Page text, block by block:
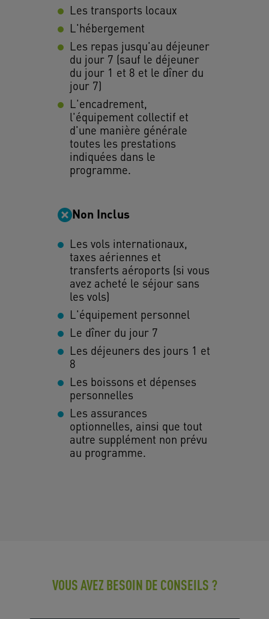
Les transports locaux
L'hébergement
Les repas jusqu'au déjeuner
du jour 7 (sauf le déjeuner
du jour 1 et 8 et le dîner du
jour 7)
L'encadrement,
l'équipement collectif et
d'une manière générale
toutes les prestations
indiquées dans le
programme.
Non Inclus
Les vols internationaux,
taxes aériennes et
transferts aéroports (si vous
avez acheté le séjour sans
les vols)
L'équipement personnel
Le dîner du jour 7
Les déjeuners des jours 1 et
8
Les boissons et dépenses
personnelles
Les assurances
optionnelles, ainsi que tout
autre supplément non prévu
au programme.
VOUS AVEZ BESOIN DE CONSEILS ?